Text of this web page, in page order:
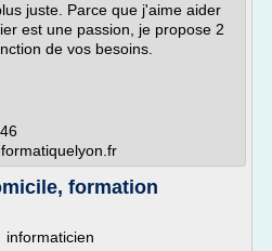
juste. Parce que j'aime aider
est une passion, je propose 2
de vos besoins.
formation
informaticien